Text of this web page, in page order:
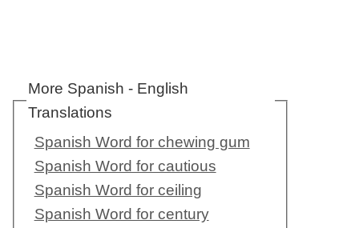
More Spanish - English
Translations
Spanish Word for chewing gum
Spanish Word for cautious
Spanish Word for ceiling
Spanish Word for century